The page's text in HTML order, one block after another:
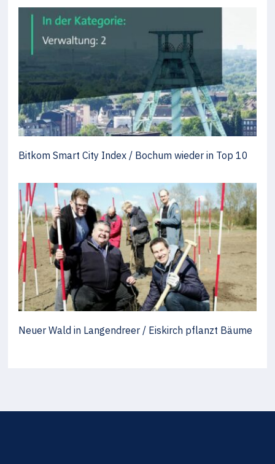
Bitkom Smart City Index / Bochum wieder in Top 10
Neuer Wald in Langendreer / Eiskirch pflanzt Bäume